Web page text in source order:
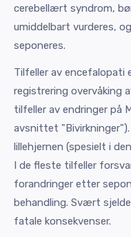
cerebellært syndrom,
umiddelbart vurderes,
seponeres.
Tilfeller av encefalopati
registrering overvåking
tilfeller av endringer på
avsnittet
lillehjernen (spesielt i
I de fleste tilfeller
forandringer etter
behandling. Svært
fatale konsekvenser.